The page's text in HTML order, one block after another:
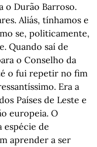
o Durão Barroso.
Aliás, tínhamos e
se, politicamente,
Quando saí de
o Conselho da
o fui repetir no fim
Era a
Países de Leste e
europeia. O
espécie de
aprender a ser